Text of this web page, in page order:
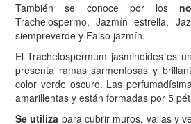
También se conoce por los
Trachelospermo, Jazmín estrella,
siempreverde y Falso jazmín.
El Trachelospermum jasminoides es
presenta ramas sarmentosas y
color verde oscuro. Las
amarillentas y están formadas por 5
Se utiliza para cubrir muros, vallas y